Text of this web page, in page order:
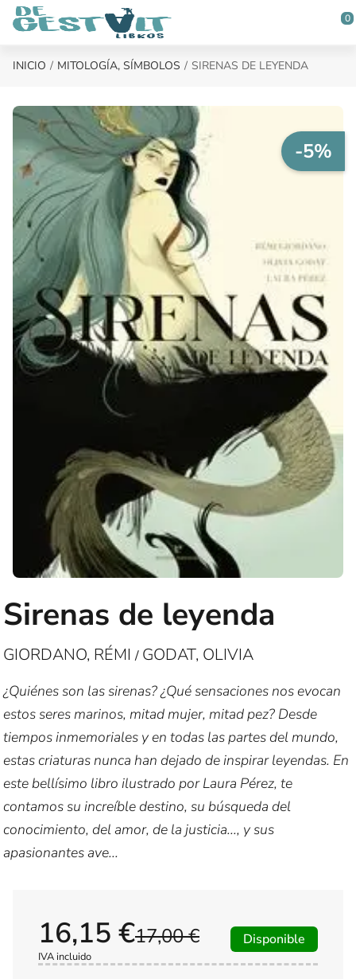
Saltar al contenido principal
0
INICIO MITOLOGÍA, SÍMBOLOS SIRENAS DE LEYENDA
-5%
Sirenas de leyenda
GIORDANO, RÉMI/ GODAT, OLIVIA
¿Quiénes son las sirenas? ¿Qué sensaciones nos evocan
estos seres marinos, mitad mujer, mitad pez? Desde
tiempos inmemoriales y en todas las partes del mundo,
estas criaturas nunca han dejado de inspirar leyendas. En
este bellísimo libro ilustrado por Laura Pérez, te
contamos su increíble destino, su búsqueda del
conocimiento, del amor, de la justicia..., y sus
apasionantes ave...
17,00 €
16,15 €
IVA incluido
Disponible